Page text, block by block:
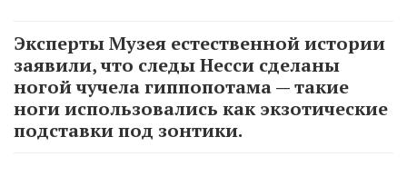
Эксперты Музея естественной истории
заявили, что следы Несси сделаны
ногой чучела гиппопотама — такие
ноги использовались как экзотические
подставки под зонтики.